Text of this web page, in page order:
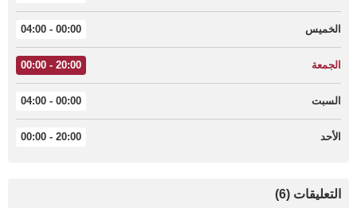
الخميس 00:00 - 04:00
الجمعة 20:00 - 00:00
السبت 00:00 - 04:00
الأحد 20:00 - 00:00
التعليقات (6)